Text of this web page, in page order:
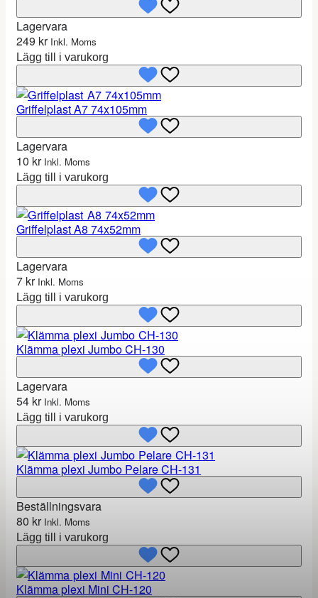
Lagervara
249 kr Inkl. Moms
Lägg till i varukorg
Griffelplast A7 74x105mm
Lagervara
10 kr Inkl. Moms
Lägg till i varukorg
Griffelplast A8 74x52mm
Lagervara
7 kr Inkl. Moms
Lägg till i varukorg
Klämma plexi Jumbo CH-130
Lagervara
54 kr Inkl. Moms
Lägg till i varukorg
Klämma plexi Jumbo Pelare CH-131
Beställningsvara
80 kr Inkl. Moms
Lägg till i varukorg
Klämma plexi Mini CH-120